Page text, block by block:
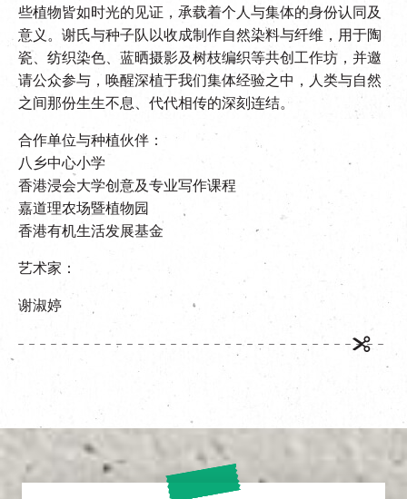
些植物皆如时光的见证，承载着个人与集体的身份认同及
意义。谢氏与种子队以收成制作自然染料与纤维，用于陶
瓷、纺织染色、蓝晒摄影及树枝编织等共创工作坊，并邀
请公众参与，唤醒深植于我们集体经验之中，人类与自然
之间那份生生不息、代代相传的深刻连结。
合作单位与种植伙伴：
八乡中心小学
香港浸会大学创意及专业写作课程
嘉道理农场暨植物园
香港有机生活发展基金
艺术家：
谢淑婷